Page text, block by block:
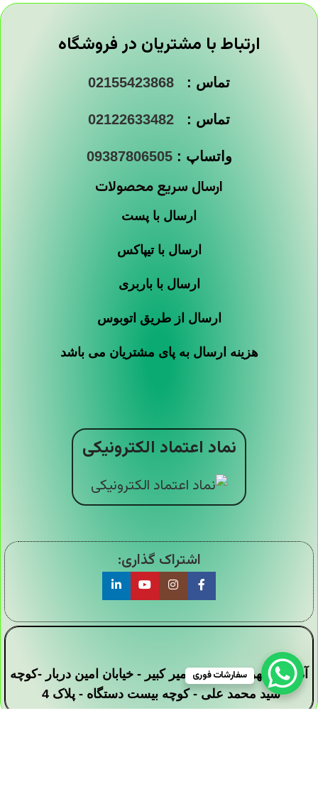
ارتباط با مشتریان در فروشگاه
تماس : 02155423868
تماس : 02122633482
واتساپ :09387806505
ارسال سریع محصولات
ارسال با پست
ارسال با تیپاکس
ارسال با باربری
ارسال از طریق اتوبوس
هزینه ارسال به پای مشتریان می باشد
نماد اعتماد الکترونیکی
اشتراک گذاری:
آدرس : تهران - خیابان امیر کبیر - خیابان امین دربار -کوچه
سید محمد علی - کوچه بیست دستگاه - پلاک 4
سفارشات فوری